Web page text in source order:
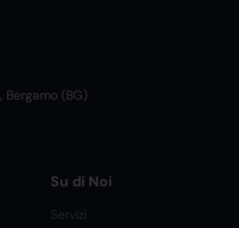
Bergamo (BG)
Su di Noi
Servizi